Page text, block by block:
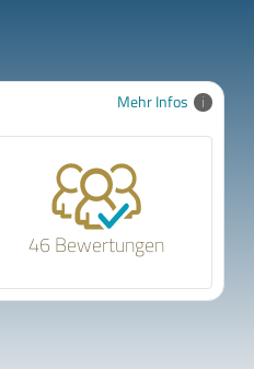
Mehr Infos
46 Bewertungen